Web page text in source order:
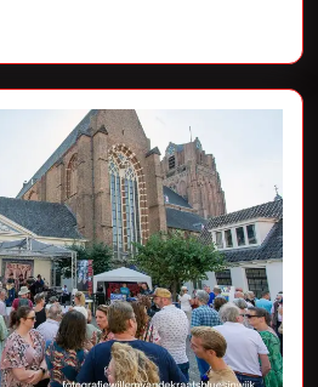
Wereld
Veroveren